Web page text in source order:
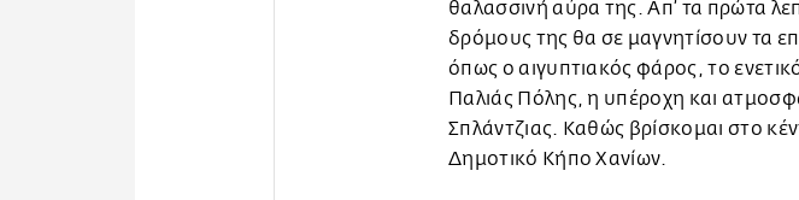
θαλασσινή αύρα της. Απ’ τα πρώτα
δρόμους της θα σε μαγνητίσουν τα
όπως ο αιγυπτιακός φάρος, το
Παλιάς Πόλης, η υπέροχη και
Σπλάντζιας. Καθώς βρίσκομαι στο
Δημοτικό Κήπο Χανίων.